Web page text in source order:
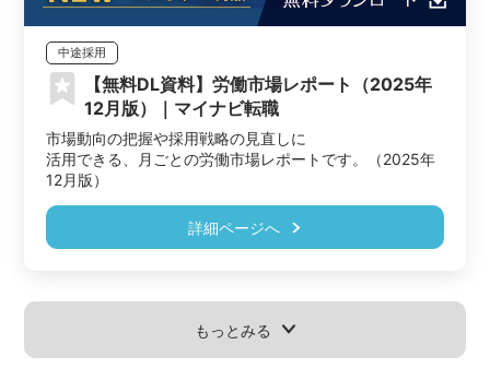
中途採用
【無料DL資料】労働市場レポート（2025年
12月版）｜マイナビ転職
市場動向の把握や採用戦略の見直しに
活用できる、月ごとの労働市場レポートです。（2025年
12月版）
詳細ページへ
もっとみる